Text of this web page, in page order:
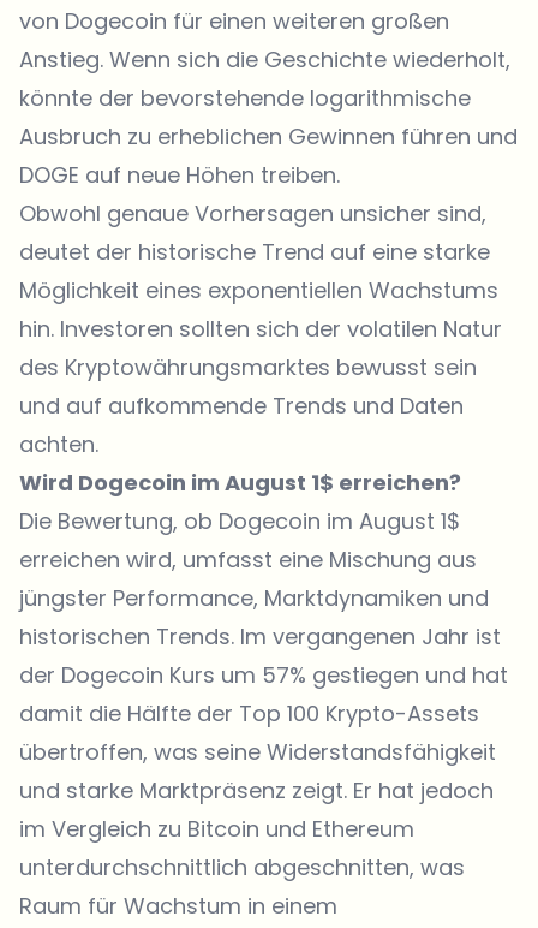
von Dogecoin für einen weiteren großen
Anstieg. Wenn sich die Geschichte wiederholt,
könnte der bevorstehende logarithmische
Ausbruch zu erheblichen Gewinnen führen und
DOGE auf neue Höhen treiben.
Obwohl genaue Vorhersagen unsicher sind,
deutet der historische Trend auf eine starke
Möglichkeit eines exponentiellen Wachstums
hin. Investoren sollten sich der volatilen Natur
des Kryptowährungsmarktes bewusst sein
und auf aufkommende Trends und Daten
achten.
Wird Dogecoin im August 1$ erreichen?
Die Bewertung, ob Dogecoin im August 1$
erreichen wird, umfasst eine Mischung aus
jüngster Performance, Marktdynamiken und
historischen Trends. Im vergangenen Jahr ist
der Dogecoin Kurs um 57% gestiegen und hat
damit die Hälfte der Top 100 Krypto-Assets
übertroffen, was seine Widerstandsfähigkeit
und starke Marktpräsenz zeigt. Er hat jedoch
im Vergleich zu Bitcoin und Ethereum
unterdurchschnittlich abgeschnitten, was
Raum für Wachstum in einem